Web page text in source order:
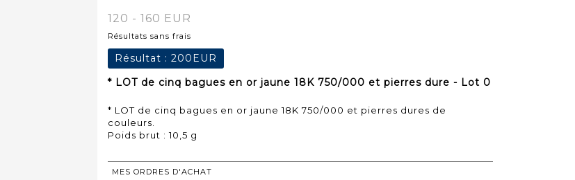
120 - 160 EUR
Résultats sans frais
Résultat : 200EUR
* LOT de cinq bagues en or jaune 18K 750/000 et pierres dure - Lot 0
* LOT de cinq bagues en or jaune 18K 750/000 et pierres dures de
couleurs.
Poids brut : 10,5 g
MES ORDRES D'ACHAT